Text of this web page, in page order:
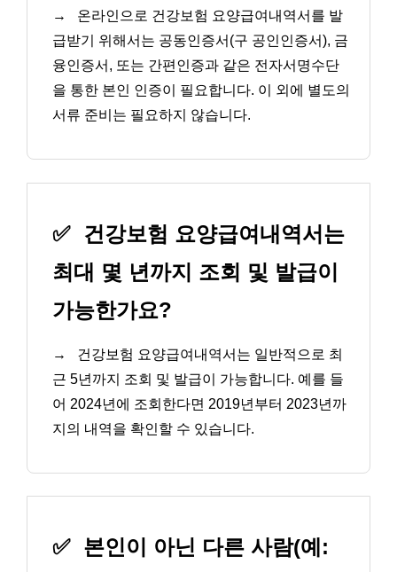
→
온라인으로 건강보험 요양급여내역서를 발
급받기 위해서는 공동인증서(구 공인인증서), 금
융인증서, 또는 간편인증과 같은 전자서명수단
을 통한 본인 인증이 필요합니다. 이 외에 별도의
서류 준비는 필요하지 않습니다.
✅
건강보험 요양급여내역서는
최대 몇 년까지 조회 및 발급이
가능한가요?
→
건강보험 요양급여내역서는 일반적으로 최
근 5년까지 조회 및 발급이 가능합니다. 예를 들
어 2024년에 조회한다면 2019년부터 2023년까
지의 내역을 확인할 수 있습니다.
✅ 본인이 아닌 다른 사람(예: